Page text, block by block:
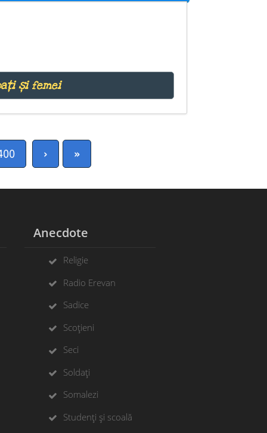
și femei
› »
Anecdote
Religie
Radio Erevan
Sadice
Scoțieni
Seci
Soldați
Somalezi
Studenți și scoală